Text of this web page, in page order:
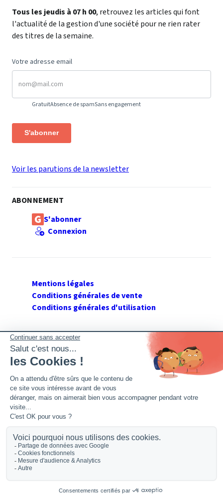
Tous les jeudis à 07 h 00, retrouvez les articles qui font
l'actualité de la gestion d'une société pour ne rien rater
des titres de la semaine.
Votre adresse email
GratuitAbsence de spamSans engagement
S'abonner
Voir les parutions de la newsletter
ABONNEMENT
S'abonner
Connexion
Mentions légales
Conditions générales de vente
Conditions générales d'utilisation
SUIVEZ GERANT DE SARL
Twitter
Facebook